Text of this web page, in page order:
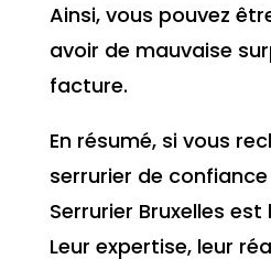
Ainsi, vous pouvez
avoir de mauvaise
facture.
En résumé, si vous
serrurier de confiance
Serrurier Bruxelles est
Leur expertise, leur